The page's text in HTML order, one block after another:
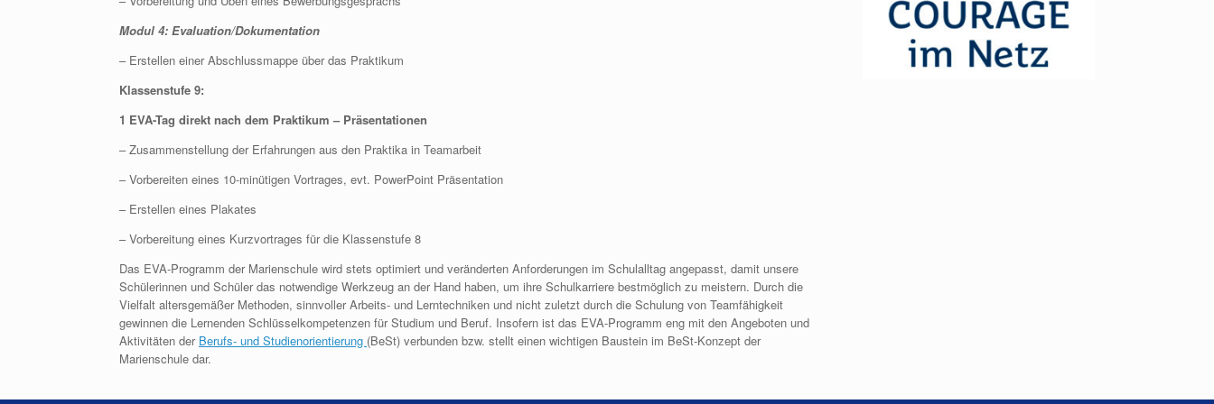
Modul 4: Evaluation/Dokumentation
– Erstellen einer Abschlussmappe über das Praktikum
Klassenstufe 9:
1 EVA-Tag direkt nach dem Praktikum – Präsentationen
– Zusammenstellung der Erfahrungen aus den Praktika in Teamarbeit
– Vorbereiten eines 10-minütigen Vortrages, evt. PowerPoint Präsentation
– Erstellen eines Plakates
– Vorbereitung eines Kurzvortrages für die Klassenstufe 8
Das EVA-Programm der Marienschule wird stets optimiert und veränderten Anforderungen im Schulalltag angepasst, damit unsere
Schülerinnen und Schüler das notwendige Werkzeug an der Hand haben, um ihre Schulkarriere bestmöglich zu meistern. Durch die
Vielfalt altersgemäßer Methoden, sinnvoller Arbeits- und Lerntechniken und nicht zuletzt durch die Schulung von Teamfähigkeit
gewinnen die Lernenden Schlüsselkompetenzen für Studium und Beruf. Insofern ist das EVA-Programm eng mit den Angeboten und
Aktivitäten der Berufs- und Studienorientierung (BeSt) verbunden bzw. stellt einen wichtigen Baustein im BeSt-Konzept der
Marienschule dar.